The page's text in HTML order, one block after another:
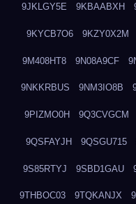
9JKLGY5E 9KBAABXH
9KYCB7O6 9KZY0X2M
9M408HT8 9N08A9CF
9NKKRBUS 9NM3IO8B
9PIZMO0H 9Q3CVGCM
9QSFAYJH 9QSGU715
9S85RTYJ 9SBD1GAU
9THBOC03 9TQKANJX